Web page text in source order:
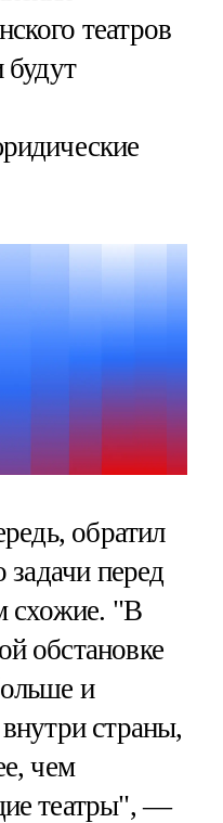
театров
будут
обратил
задачи перед
схожие. "В
обстановке
и
страны,
чем
театры", —